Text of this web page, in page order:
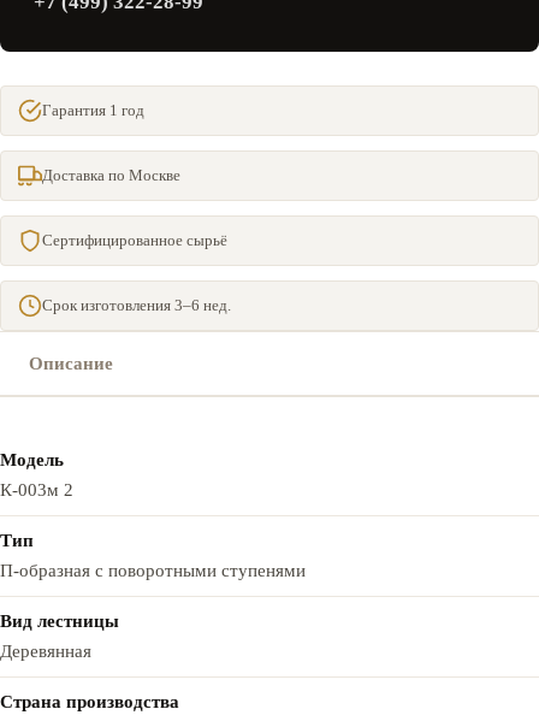
Гарантия 1 год
Доставка по Москве
Сертифицированное сырьё
Срок изготовления 3–6 нед.
Описание
Модель
К-003м 2
Тип
П-образная с поворотными ступенями
Вид лестницы
Деревянная
Страна производства